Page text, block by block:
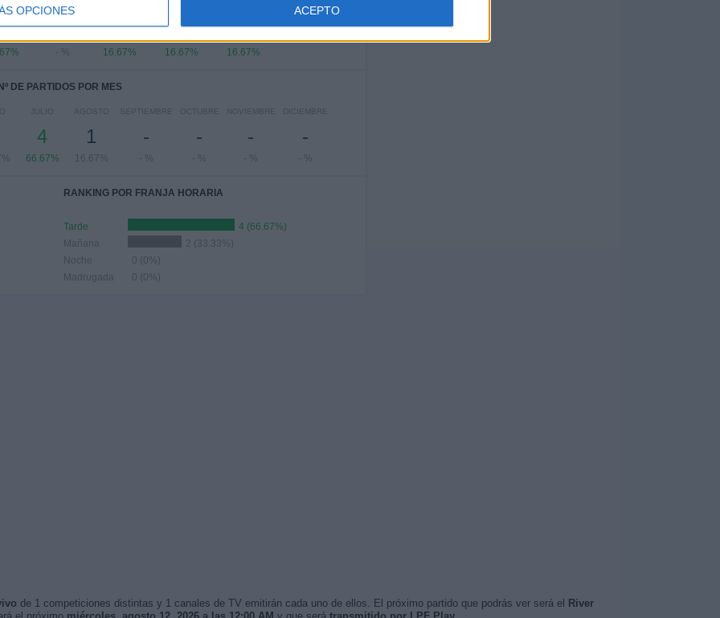
OPCIONES ACEPTO
JUEVES
-
- %
1
16.67%
1
16.67%
1
16.67%
Nº DE PARTIDOS POR MES
JULIO
4
66.67%
AGOSTO
1
16.67%
SEPTIEMBRE
-
- %
OCTUBRE
-
- %
NOVIEMBRE
-
- %
DICIEMBRE
-
- %
RANKING POR FRANJA HORARIA
Tarde
4 (66.67%)
Mañana
2 (33.33%)
Noche
0 (0%)
Madrugada
0 (0%)
de 1 competiciones distintas y 1 canales de TV emitirán cada uno de ellos. El próximo partido que podrás ver será el
River